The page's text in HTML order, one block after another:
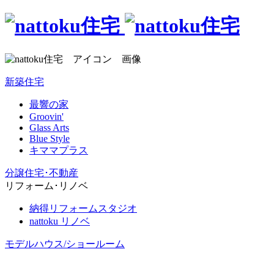
新築住宅
最響の家
Groovin'
Glass Arts
Blue Style
キママプラス
分譲住宅･不動産
リフォーム･リノベ
納得リフォームスタジオ
nattoku リノベ
モデルハウス/ショールーム